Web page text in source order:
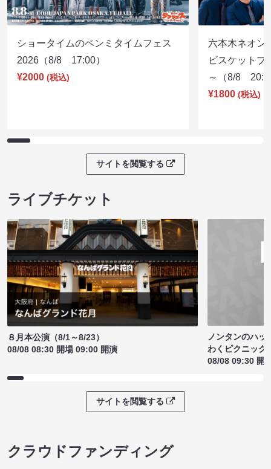
ショータイムのペンミタイムフェス
2026（8/8 17:00）
¥2000 (税込)
六本木ネオン
ビスケットブ
～（8/8
¥1800 (税込)
サイトを閲覧する
ライブチケット
８月本公演（8/1～8/23）
08/08 08:30 開場 09:00 開演
ノンタンのハッ
わくピクニック
08/08 09:30 開
サイトを閲覧する
クラウドファンディング